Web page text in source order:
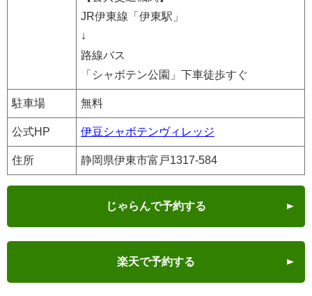
JR伊東線「伊東駅」
↓
路線バス
「シャボテン公園」下車徒歩すぐ
駐車場 無料
公式HP 伊豆シャボテンヴィレッジ
住所 静岡県伊東市富戸1317-584
じゃらんで予約する
楽天で予約する